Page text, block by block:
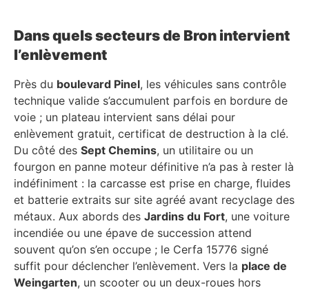
Dans quels secteurs de Bron intervient
l’enlèvement
Près du boulevard Pinel, les véhicules sans contrôle
technique valide s’accumulent parfois en bordure de
voie ; un plateau intervient sans délai pour
enlèvement gratuit, certificat de destruction à la clé.
Du côté des Sept Chemins, un utilitaire ou un
fourgon en panne moteur définitive n’a pas à rester là
indéfiniment : la carcasse est prise en charge, fluides
et batterie extraits sur site agréé avant recyclage des
métaux. Aux abords des Jardins du Fort, une voiture
incendiée ou une épave de succession attend
souvent qu’on s’en occupe ; le Cerfa 15776 signé
suffit pour déclencher l’enlèvement. Vers la place de
Weingarten, un scooter ou un deux-roues hors